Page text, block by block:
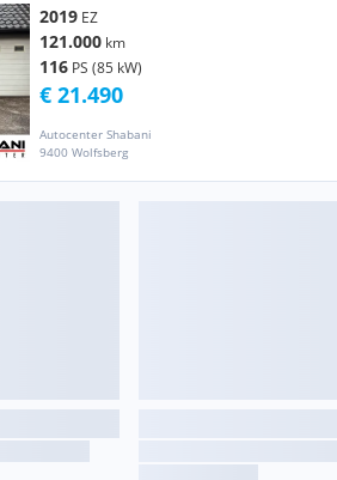
2019 EZ
121.000 km
116 PS (85 kW)
Autocenter Shabani
9400 Wolfsberg
€ 21.490